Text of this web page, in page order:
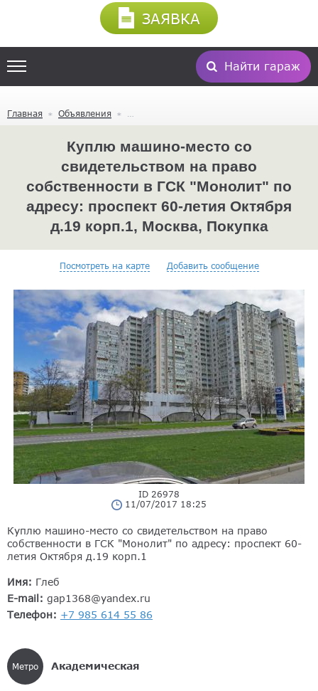
Найти гараж
ЗАЯВКА
Главная Объявления
Куплю машино-место со
свидетельством на право
собственности в ГСК "Монолит" по
адресу: проспект 60-летия Октября
д.19 корп.1, Москва, Покупка
Посмотреть на карте Добавить сообщение
ID 26978
11/07/2017 18:25
Куплю машино-место со свидетельством на право
собственности в ГСК "Монолит" по адресу: проспект 60-
летия Октября д.19 корп.1
Имя: Глеб
E-mail: gap1368@yandex.ru
Телефон: +7 985 614 55 86
Метро Академическая